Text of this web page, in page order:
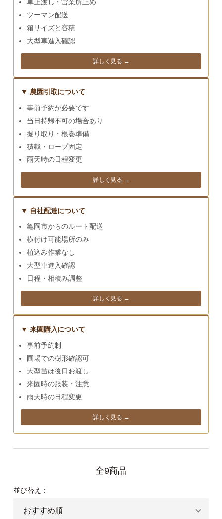
車上渡し・営業所止め
ツーマン配送
箱サイズと容積
大型車進入確認
詳しく見る →
▼ 農園引取について
事前予約が必要です
当日持帰不可の場合あり
掘り取り・根巻準備
積載・ロープ固定
雨天時の日程変更
詳しく見る →
▼ 自社配達について
亀岡市からのルート配送
横付け可能場所のみ
植込み作業なし
大型車進入確認
日程・相積み調整
詳しく見る →
▼ 来園購入について
事前予約制
圃場での樹形確認可
大型苗は後日お渡し
来園時の服装・注意
雨天時の日程変更
詳しく見る →
全9商品
並び替え：